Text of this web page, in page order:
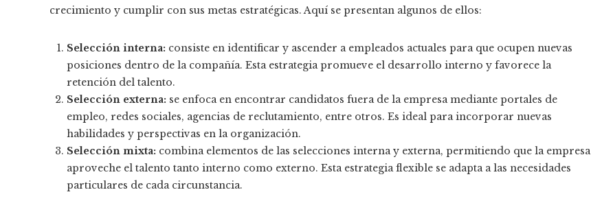
crecimiento y cumplir con sus metas estratégicas. Aquí se presentan algunos de ellos:
Selección interna: consiste en identificar y ascender a empleados actuales para que ocupen nuevas
posiciones dentro de la compañía. Esta estrategia promueve el desarrollo interno y favorece la
retención del talento.
Selección externa: se enfoca en encontrar candidatos fuera de la empresa mediante portales de
empleo, redes sociales, agencias de reclutamiento, entre otros. Es ideal para incorporar nuevas
habilidades y perspectivas en la organización.
Selección mixta: combina elementos de las selecciones interna y externa, permitiendo que la empresa
aproveche el talento tanto interno como externo. Esta estrategia flexible se adapta a las necesidades
particulares de cada circunstancia.